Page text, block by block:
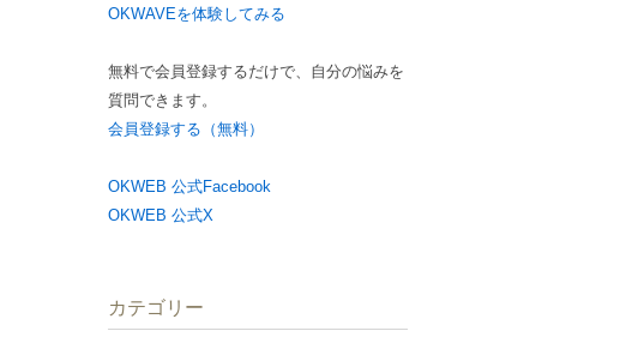
OKWAVEを体験してみる
無料で会員登録するだけで、自分の悩みを
質問できます。
会員登録する（無料）
OKWEB 公式Facebook
OKWEB 公式X
カテゴリー